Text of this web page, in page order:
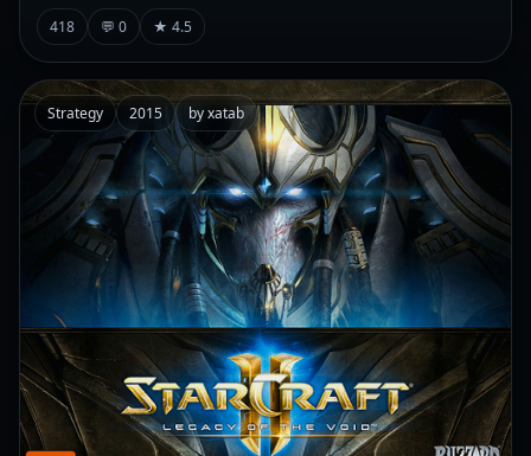
418 💬 0 ★ 4.5
Strategy 2015 by xatab